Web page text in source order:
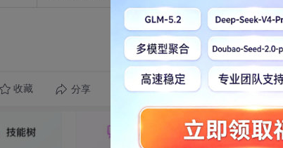
收藏 分享 转发到动态 举报